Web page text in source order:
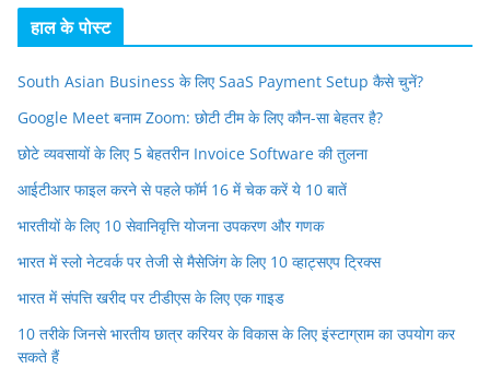
हाल के पोस्ट
South Asian Business के लिए SaaS Payment Setup कैसे चुनें?
Google Meet बनाम Zoom: छोटी टीम के लिए कौन-सा बेहतर है?
छोटे व्यवसायों के लिए 5 बेहतरीन Invoice Software की तुलना
आईटीआर फाइल करने से पहले फॉर्म 16 में चेक करें ये 10 बातें
भारतीयों के लिए 10 सेवानिवृत्ति योजना उपकरण और गणक
भारत में स्लो नेटवर्क पर तेजी से मैसेजिंग के लिए 10 व्हाट्सएप ट्रिक्स
भारत में संपत्ति खरीद पर टीडीएस के लिए एक गाइड
10 तरीके जिनसे भारतीय छात्र करियर के विकास के लिए इंस्टाग्राम का उपयोग कर
सकते हैं